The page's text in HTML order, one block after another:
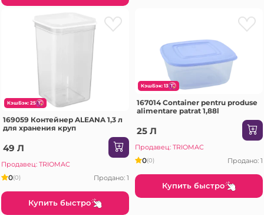
КэшБэк: 25
169059 Контейнер ALEANA 1,3 л
для хранения круп
49 Л
Продавец: TRIOMAC
0(0) Продано: 1
Купить быстро
КэшБэк: 13
167014 Container pentru produse
alimentare patrat 1,88l
25 Л
Продавец: TRIOMAC
0(0) Продано: 1
Купить быстро